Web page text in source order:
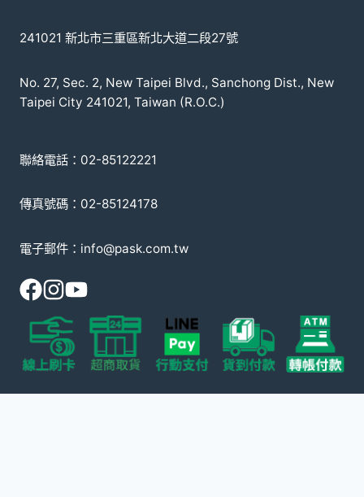
241021 新北市三重區新北大道二段27號
No. 27, Sec. 2, New Taipei Blvd., Sanchong Dist., New
Taipei City 241021, Taiwan (R.O.C.)
聯絡電話：02-85122221
傳真號碼：02-85124178
電子郵件：info@pask.com.tw